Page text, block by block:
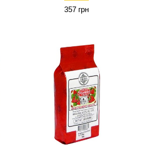
357 грн